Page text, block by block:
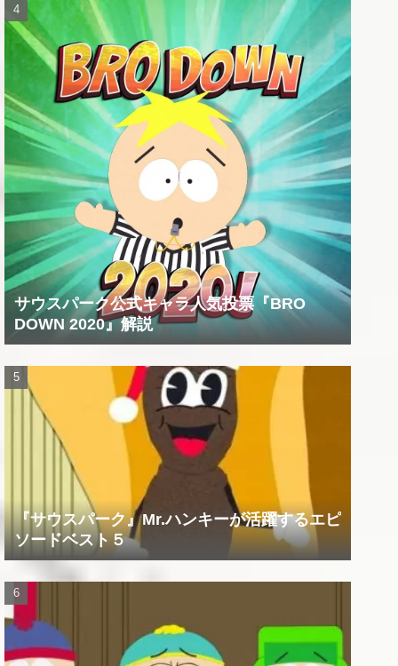
サウスパーク公式キャラ人気投票『BRO
DOWN 2020』解説
『サウスパーク』Mr.ハンキーが活躍するエピ
ソードベスト５